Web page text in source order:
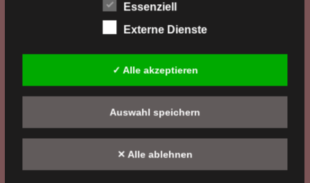
WIR BEI FACEBOOK
Bild-Link - Keinerlei automatischer Datenverkehr
zu Facebook! Sie müssen Sich mit Ihrem Account
auf der Facebook-Seite anmelden!
Essenziell
Externe Dienste
✓ Alle akzeptieren
Auswahl speichern
✕ Alle ablehnen